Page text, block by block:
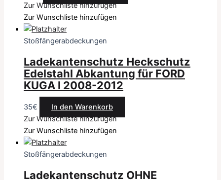
Zur Wunschliste hinzufügen
Zur Wunschliste hinzufügen
Stoßfängerabdeckungen
Ladekantenschutz Heckschutz
Edelstahl Abkantung für FORD
KUGA I 2008-2012
35€
In den Warenkorb
Zur Wunschliste hinzufügen
Zur Wunschliste hinzufügen
Stoßfängerabdeckungen
Ladekantenschutz OHNE